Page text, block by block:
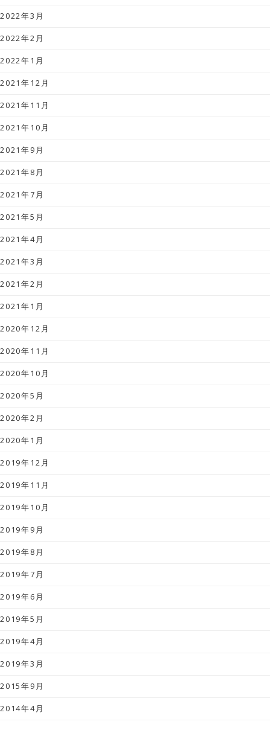
2022年3月
2022年2月
2022年1月
2021年12月
2021年11月
2021年10月
2021年9月
2021年8月
2021年7月
2021年5月
2021年4月
2021年3月
2021年2月
2021年1月
2020年12月
2020年11月
2020年10月
2020年5月
2020年2月
2020年1月
2019年12月
2019年11月
2019年10月
2019年9月
2019年8月
2019年7月
2019年6月
2019年5月
2019年4月
2019年3月
2015年9月
2014年4月